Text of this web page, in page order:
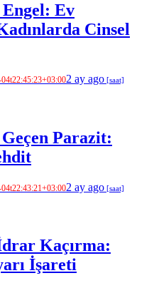
Ev
Cinsel
2 ay ago
Parazit:
2 ay ago
Kaçırma:
İşareti